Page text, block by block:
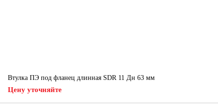
Втулка ПЭ под фланец длинная SDR 11 Дн 63 мм
Цену уточняйте